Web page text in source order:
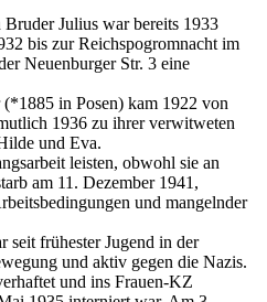
Julius war bereits 1933
bis zur Reichspogromnacht im
Neuenburger Str. 3 eine
(*1885 in Posen) kam 1922 von
1936 zu ihrer verwitweten
und Eva.
leisten, obwohl sie an
am 11. Dezember 1941,
und mangelnder
seit frühester Jugend in der
und aktiv gegen die Nazis.
und ins Frauen-KZ